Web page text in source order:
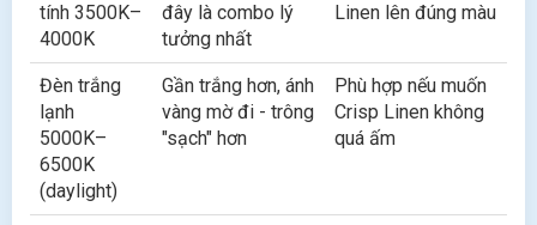
tính 3500K–
4000K
đây là combo lý
tưởng nhất
Linen lên đúng màu
Đèn trắng
lạnh
5000K–
6500K
(daylight)
Gần trắng hơn, ánh
vàng mờ đi - trông
"sạch" hơn
Phù hợp nếu muốn
Crisp Linen không
quá ấm